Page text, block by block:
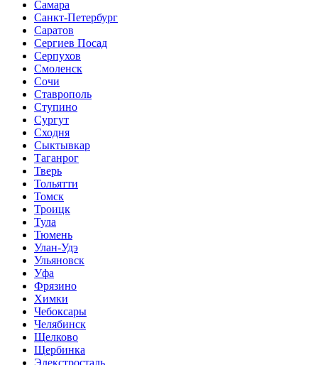
Самара
Санкт-Петербург
Саратов
Сергиев Посад
Серпухов
Смоленск
Сочи
Ставрополь
Ступино
Сургут
Сходня
Сыктывкар
Таганрог
Тверь
Тольятти
Томск
Троицк
Тула
Тюмень
Улан-Удэ
Ульяновск
Уфа
Фрязино
Химки
Чебоксары
Челябинск
Щелково
Щербинка
Элекстросталь